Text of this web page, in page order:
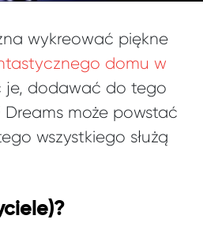
wykreować piękne
domu w
je, dodawać do tego
może powstać
wszystkiego służą